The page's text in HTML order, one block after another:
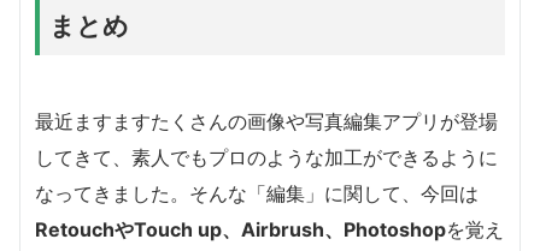
まとめ
最近ますますたくさんの画像や写真編集アプリが登場
してきて、素人でもプロのような加工ができるように
なってきました。そんな「編集」に関して、今回は
RetouchやTouch up、Airbrush、Photoshopを覚え